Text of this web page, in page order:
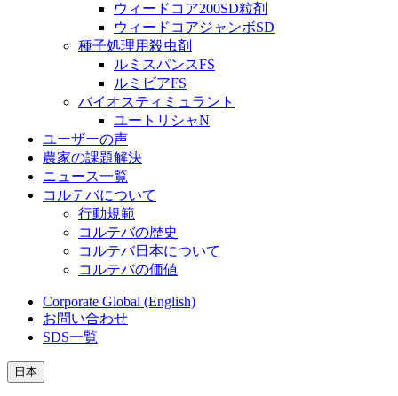
ウィードコア200SD粒剤
ウィードコアジャンボSD
種子処理用殺虫剤
ルミスパンスFS
ルミビアFS
バイオスティミュラント
ユートリシャN
ユーザーの声
農家の課題解決
ニュース一覧
コルテバについて
行動規範
コルテバの歴史
コルテバ日本について
コルテバの価値
Corporate Global (English)
お問い合わせ
SDS一覧
日本